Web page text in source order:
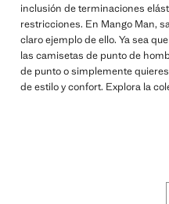
inclusión de terminaciones
restricciones. En Mango Man,
claro ejemplo de ello. Ya sea
las camisetas de punto de
de punto o simplemente
de estilo y confort. Explora la